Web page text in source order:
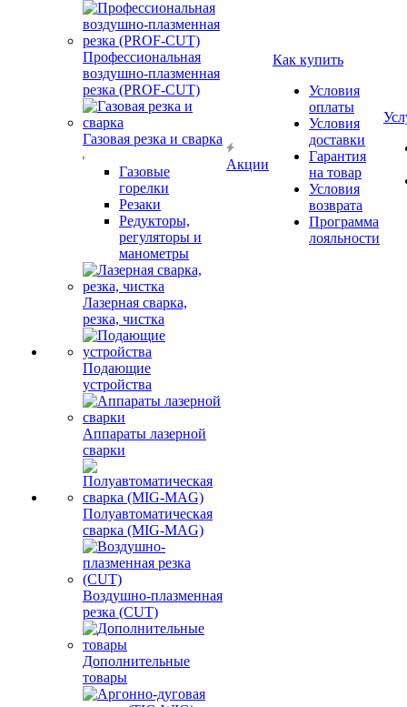
Профессиональная
воздушно-плазменная
резка (PROF-CUT)
Газовая резка и сварка
Газовые
горелки
Резаки
Редукторы,
регуляторы и
манометры
Лазерная сварка,
резка, чистка
Подающие
устройства
Аппараты лазерной
сварки
Полуавтоматическая
сварка (MIG-MAG)
Воздушно-плазменная
резка (CUT)
Дополнительные
товары
Акции
Как купить
Условия
оплаты
Условия
доставки
Гарантия
на товар
Условия
возврата
Программа
лояльности